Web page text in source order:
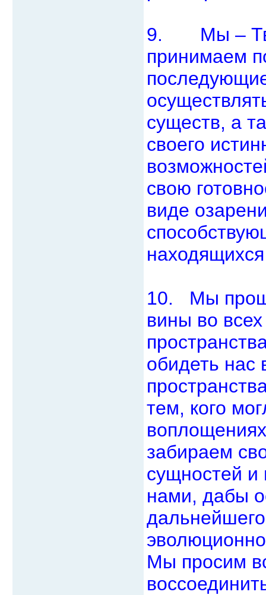
9. Мы –
принимаем
существ, а
своего
свою
виде
10. Мы
вины во
обидеть нас
тем, кого
забираем
сущностей и
нами, дабы
Мы просим